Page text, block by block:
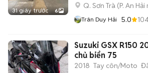
31 giây trước 6
Q. Sơn Trà (P. An Hải
Trân Duy Hải 5.0
Suzuki GSX R150
chủ biển 75
2018 Tay côn/Moto